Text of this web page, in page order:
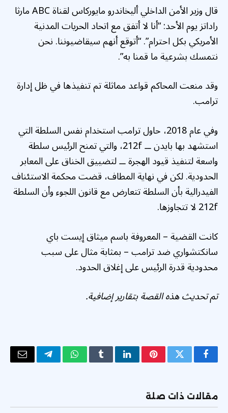
قال وزير الأمن الداخلي أليخاندرو مايوركاس لقناة ABC مارثا
راداتز يوم الأحد: “أنا لا أتفق مع اتحاد الحريات المدنية
الأمريكي بكل احترام”. “أتوقع أنهم سيقاضيوننا. نحن
نتمسك بشرعية ما قمنا به”.
وقد منعت المحاكم قواعد مماثلة تم تنفيذها في ظل إدارة
ترامب.
وفي عام 2018، حاول ترامب استخدام نفس السلطة التي
استشهد بها بايدن ــ 212f، والتي تمنح الرئيس سلطة
واسعة لتنفيذ قيود الهجرة ــ لتضييق الخناق على المعابر
الحدودية. لكن في نهاية المطاف، قضت محكمة الاستئناف
الفيدرالية بأن السلطة تتعارض مع قانون اللجوء وأن السلطة
212f لا تتجاوزها.
كانت القضية – المعروفة باسم ميثاق إيست باي
سانكتشواري ضد ترامب – بمثابة مثال على سبب
محدودية قدرة الرئيس على إغلاق الحدود.
تم تحديث هذه القصة بتقارير إضافية.
فيسبوكتويتر بينتيريستلينكدإنTumblrواتسابتيلقرامالبريد
مقالات ذات صلة